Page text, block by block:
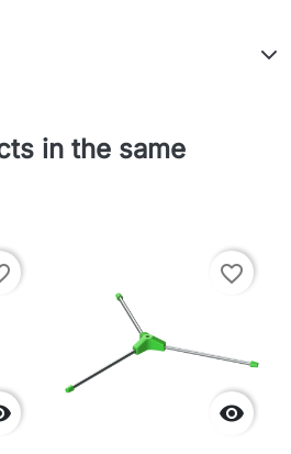
in the same

favorite_border